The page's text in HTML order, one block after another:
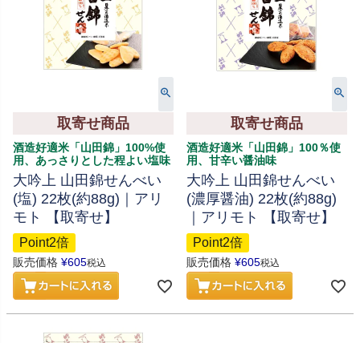
取寄せ商品
酒造好適米「山田錦」100%使
用、あっさりとした程よい塩味
大吟上 山田錦せんべい
(塩) 22枚(約88g)｜アリ
モト 【取寄せ】
Point2倍
販売価格 ¥605税込
取寄せ商品
酒造好適米「山田錦」100％使
用、甘辛い醤油味
大吟上 山田錦せんべい
(濃厚醤油) 22枚(約88g)
｜アリモト 【取寄せ】
Point2倍
販売価格 ¥605税込